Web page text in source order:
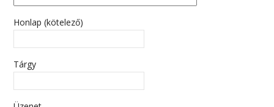
Honlap (kötelező)
Tárgy